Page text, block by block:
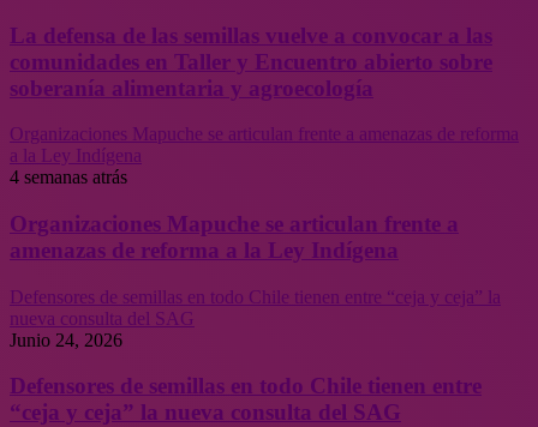
La defensa de las semillas vuelve a convocar a las
comunidades en Taller y Encuentro abierto sobre
soberanía alimentaria y agroecología
Organizaciones Mapuche se articulan frente a amenazas de reforma
a la Ley Indígena
4 semanas atrás
Organizaciones Mapuche se articulan frente a
amenazas de reforma a la Ley Indígena
Defensores de semillas en todo Chile tienen entre “ceja y ceja” la
nueva consulta del SAG
Junio 24, 2026
Defensores de semillas en todo Chile tienen entre
“ceja y ceja” la nueva consulta del SAG